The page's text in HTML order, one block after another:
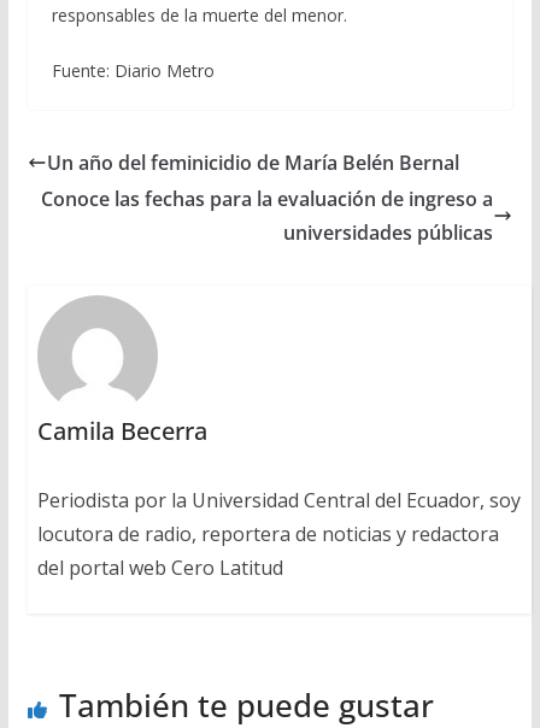
responsables de la muerte del menor.
Fuente: Diario Metro
Un año del feminicidio de María Belén Bernal
Conoce las fechas para la evaluación de ingreso a
universidades públicas
Camila Becerra
Periodista por la Universidad Central del Ecuador, soy
locutora de radio, reportera de noticias y redactora
del portal web Cero Latitud
También te puede gustar